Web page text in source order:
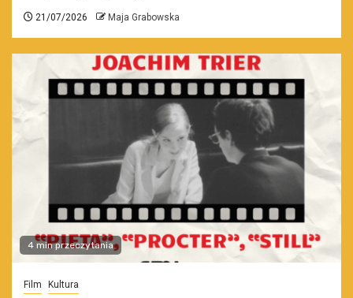
21/07/2026 Maja Grabowska
4 min przeczytania
Film Kultura